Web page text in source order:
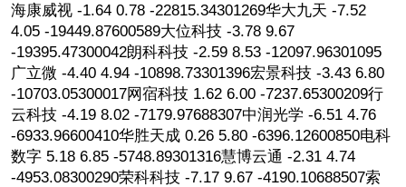
海康威视 -1.64 0.78 -22815.34301269华大九天 -7.52
4.05 -19449.87600589大位科技 -3.78 9.67
-19395.47300042朗科科技 -2.59 8.53 -12097.96301095
广立微 -4.40 4.94 -10898.73301396宏景科技 -3.43 6.80
-10703.05300017网宿科技 1.62 6.00 -7237.65300209行
云科技 -4.19 8.02 -7179.97688307中润光学 -6.51 4.76
-6933.96600410华胜天成 0.26 5.80 -6396.12600850电科
数字 5.18 6.85 -5748.89301316慧博云通 -2.31 4.74
-4953.08300290荣科科技 -7.17 9.67 -4190.10688507索